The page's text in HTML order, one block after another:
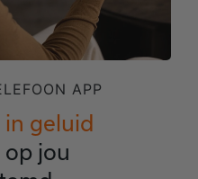
APP
in geluid
jou